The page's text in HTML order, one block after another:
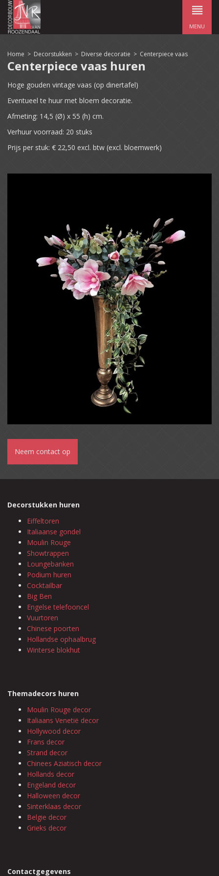
MENU
Home > Decorstukken > Diverse decoratie > Centerpiece vaas
Centerpiece vaas huren
Hoge gouden vintage vaas (op dinertafel)
Eventueel te huur met bloem decoratie.
Afmeting: 14,5 (Ø) x 55 (h) cm.
Verhuur voorraad: 20 stuks
Prijs per stuk: € 22,50 excl. btw (excl. bloemwerk)
Neem contact op
Decorstukken huren
Eiffeltoren
Italiaanse gondel
Moulin Rouge
Showtrappen
Loungebanken
Podium huren
Cocktailbar
Big Ben
Engelse telefooncel
Vuurtoren
Chinese poorten
Hollandse ophaalbrug
Winterse blokhut
Themadecors huren
Moulin Rouge decor
Italiaans Venetië decor
Hollywood decor
Frans decor
Strand decor
Chinees Aziatisch decor
Hollands decor
Engeland decor
Halloween decor
Sinterklaas decor
Belgie decor
Grieks decor
Contactgegevens